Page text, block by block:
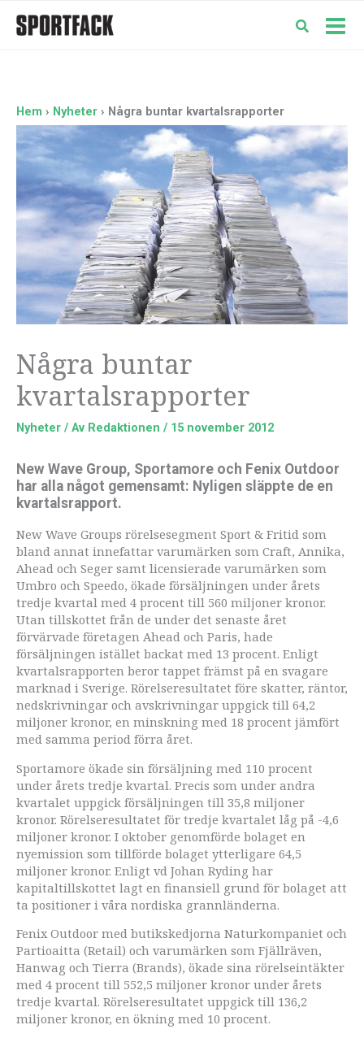
Hem Nyheter Några buntar kvartalsrapporter
Några buntar
kvartalsrapporter
Nyheter / Av Redaktionen / 15 november 2012
New Wave Group, Sportamore och Fenix Outdoor
har alla något gemensamt: Nyligen släppte de en
kvartalsrapport.
New Wave Groups rörelsesegment Sport & Fritid som
bland annat innefattar varumärken som Craft, Annika,
Ahead och Seger samt licensierade varumärken som
Umbro och Speedo, ökade försäljningen under årets
tredje kvartal med 4 procent till 560 miljoner kronor.
Utan tillskottet från de under det senaste året
förvärvade företagen Ahead och Paris, hade
försäljningen istället backat med 13 procent. Enligt
kvartalsrapporten beror tappet främst på en svagare
marknad i Sverige. Rörelseresultatet före skatter, räntor,
nedskrivningar och avskrivningar uppgick till 64,2
miljoner kronor, en minskning med 18 procent jämfört
med samma period förra året.
Sportamore ökade sin försäljning med 110 procent
under årets tredje kvartal. Precis som under andra
kvartalet uppgick försäljningen till 35,8 miljoner
kronor. Rörelseresultatet för tredje kvartalet låg på -4,6
miljoner kronor. I oktober genomförde bolaget en
nyemission som tillförde bolaget ytterligare 64,5
miljoner kronor. Enligt vd Johan Ryding har
kapitaltillskottet lagt en finansiell grund för bolaget att
ta positioner i våra nordiska grannländerna.
Fenix Outdoor med butikskedjorna Naturkompaniet och
Partioaitta (Retail) och varumärken som Fjällräven,
Hanwag och Tierra (Brands), ökade sina rörelseintäkter
med 4 procent till 552,5 miljoner kronor under årets
tredje kvartal. Rörelseresultatet uppgick till 136,2
miljoner kronor, en ökning med 10 procent.